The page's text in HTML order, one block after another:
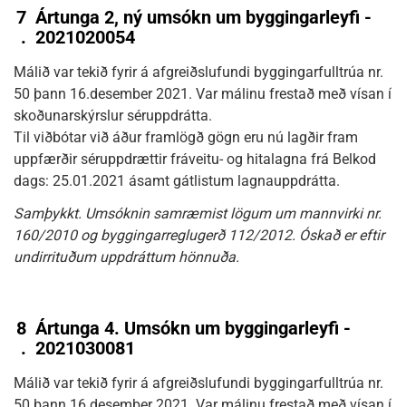
7
.
Ártunga 2, ný umsókn um byggingarleyfi -
2021020054
Málið var tekið fyrir á afgreiðslufundi byggingarfulltrúa nr.
50 þann 16.desember 2021. Var málinu frestað með vísan í
skoðunarskýrslur séruppdrátta.
Til viðbótar við áður framlögð gögn eru nú lagðir fram
uppfærðir séruppdrættir fráveitu- og hitalagna frá Belkod
dags: 25.01.2021 ásamt gátlistum lagnauppdrátta.
Samþykkt. Umsóknin samræmist lögum um mannvirki nr.
160/2010 og byggingarreglugerð 112/2012. Óskað er eftir
undirrituðum uppdráttum hönnuða.
8
.
Ártunga 4. Umsókn um byggingarleyfi -
2021030081
Málið var tekið fyrir á afgreiðslufundi byggingarfulltrúa nr.